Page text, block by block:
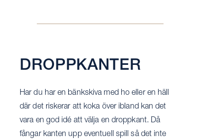
DROPPKANTER
Har du har en bänkskiva med ho eller en häll
där det riskerar att koka över ibland kan det
vara en god idé att välja en droppkant. Då
fångar kanten upp eventuell spill så det inte